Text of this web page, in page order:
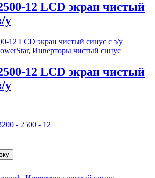
12 LCD экран чистый
у
, Инверторы чистый синус
12 LCD экран чистый
у
- 2500 - 12